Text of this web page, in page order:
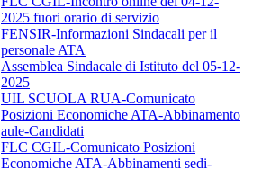
2025 fuori orario di servizio
FENSIR-Informazioni Sindacali per il
personale ATA
Assemblea Sindacale di Istituto del 05-12-
2025
UIL SCUOLA RUA-Comunicato
Posizioni Economiche ATA-Abbinamento
aule-Candidati
FLC CGIL-Comunicato Posizioni
Economiche ATA-Abbinamenti sedi-